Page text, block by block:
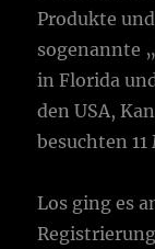
Produkte
sogenannte
in Florida
den USA,
besuchten
Los ging es